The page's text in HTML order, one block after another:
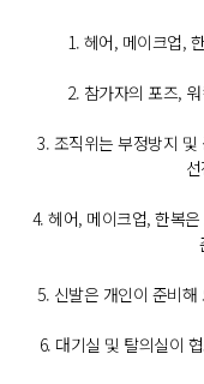
1. 헤어, 메이크업,
2. 참가자의 포즈,
3. 조직위는 부정방지
4. 헤어, 메이크업, 한복
5. 신발은 개인이 준비
6. 대기실 및 탈의실이